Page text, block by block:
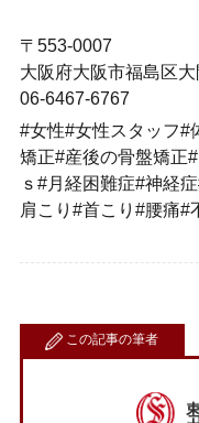
〒553-0007
大阪府大阪市福島区
06-6467-6767
#女性#女性スタッフ#
矯正#産後の骨盤矯正
ｓ#月経困難症#神経
肩こり#首こり#腰痛#
この記事の筆者